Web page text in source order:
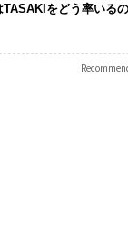
TASAKIをどう率いる